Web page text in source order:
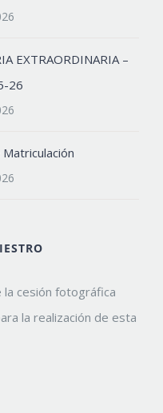
EXTRAORDINARIA –
26
la cesión fotográfica
la realización de esta